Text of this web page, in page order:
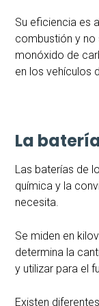
Su eficiencia es
combustión y
monóxido de
en los vehículos
La
Las baterías de
química y la
necesita.
Se miden en
determina la
y utilizar para el
Existen